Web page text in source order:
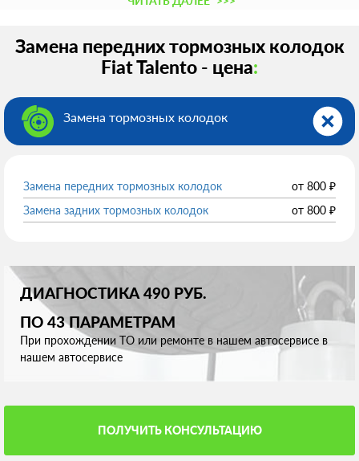
Замена передних тормозных колодок
Fiat Talento - цена:
Замена тормозных колодок
Замена передних тормозных колодок от 800 ₽
Замена задних тормозных колодок
от 800 ₽
ДИАГНОСТИКА 490 РУБ.
ПО 43 ПАРАМЕТРАМ
При прохождении ТО или ремонте в нашем автосервисе в
нашем автосервисе
ПОЛУЧИТЬ КОНСУЛЬТАЦИЮ